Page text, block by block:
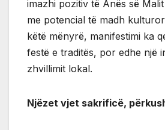
imazhi pozitiv të Anës së
me potencial të madh
këtë mënyrë, manifestimi ka
festë e traditës, por edhe një
zhvillimit lokal.
Njëzet vjet sakrificë,